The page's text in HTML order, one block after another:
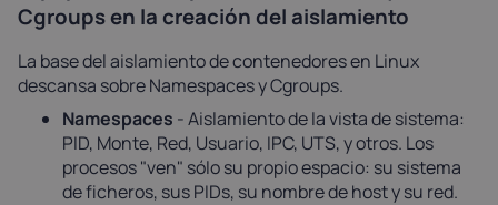
Cgroups en la creación del aislamiento
La base del aislamiento de contenedores en Linux
descansa sobre Namespaces y Cgroups.
Namespaces - Aislamiento de la vista de sistema:
PID, Monte, Red, Usuario, IPC, UTS, y otros. Los
procesos "ven" sólo su propio espacio: su sistema
de ficheros, sus PIDs, su nombre de host y su red.